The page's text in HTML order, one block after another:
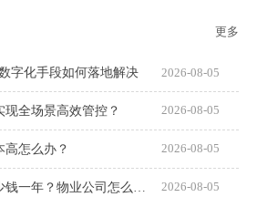
更多
字化手段如何落地解决 2026-08-05
全场景高效管控？ 2026-08-05
高怎么办？ 2026-08-05
2026-08-05